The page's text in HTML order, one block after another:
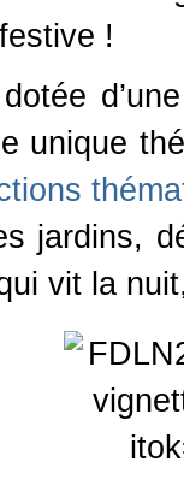
!
unique
jardins,
vit la